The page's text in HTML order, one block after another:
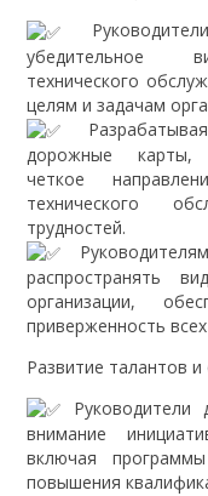
убедительное
технического
целям и задачам
дорожные карты,
четкое
технического
трудностей.
распространять
организации,
приверженность
Развитие талантов и
Руководители
внимание
включая
повышения